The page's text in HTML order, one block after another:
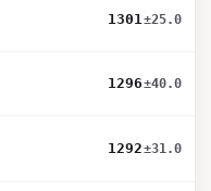
1301±25.0
1296±40.0
1292±31.0